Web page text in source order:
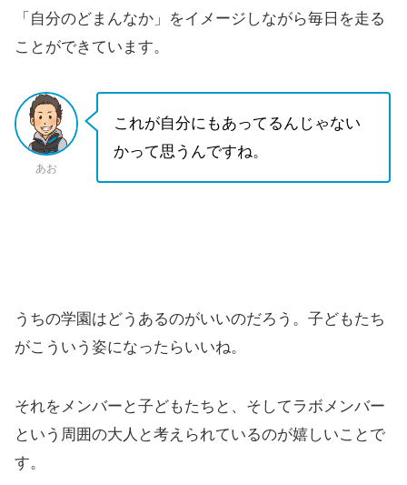
「自分のどまんなか」をイメージしながら毎日を走る
ことができています。
あお
これが自分にもあってるんじゃない
かって思うんですね。
うちの学園はどうあるのがいいのだろう。子どもたち
がこういう姿になったらいいね。
それをメンバーと子どもたちと、そしてラボメンバー
という周囲の大人と考えられているのが嬉しいことで
す。